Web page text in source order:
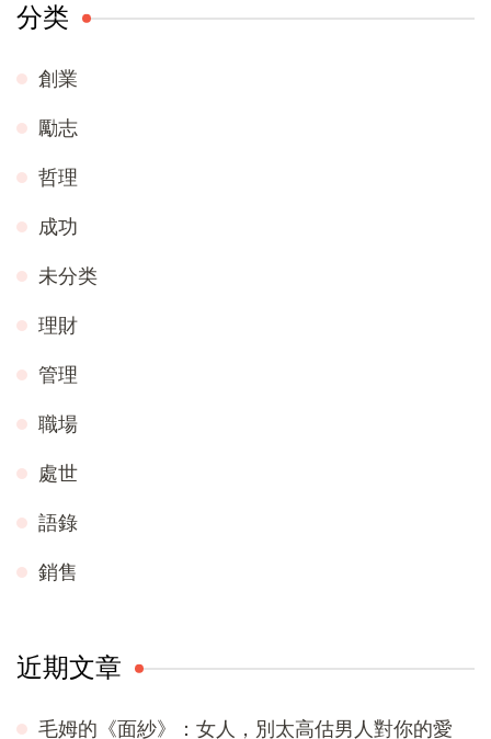
分类
創業
勵志
哲理
成功
未分类
理財
管理
職場
處世
語錄
銷售
近期文章
毛姆的《面紗》：女人，別太高估男人對你的愛